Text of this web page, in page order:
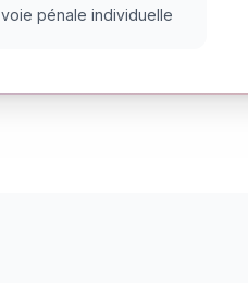
voie pénale individuelle